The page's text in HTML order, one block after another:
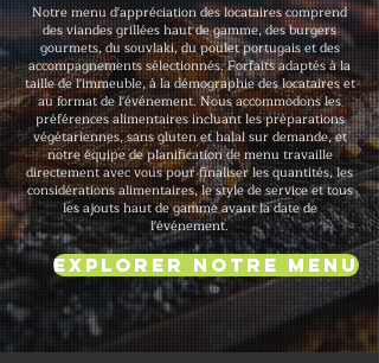
Notre menu d'appréciation des locataires comprend
des viandes grillées haut de gamme, des burgers
gourmets, du souvlaki, du poulet portugais et des
accompagnements sélectionnés. Forfaits adaptés à la
taille de l'immeuble, à la démographie des locataires et
au format de l'événement. Nous accommodons les
préférences alimentaires incluant les préparations
végétariennes, sans gluten et halal sur demande, et
notre équipe de planification de menu travaille
directement avec vous pour finaliser les quantités, les
considérations alimentaires, le style de service et tous
les ajouts haut de gamme avant la date de
l'événement.
Explorer notre menu